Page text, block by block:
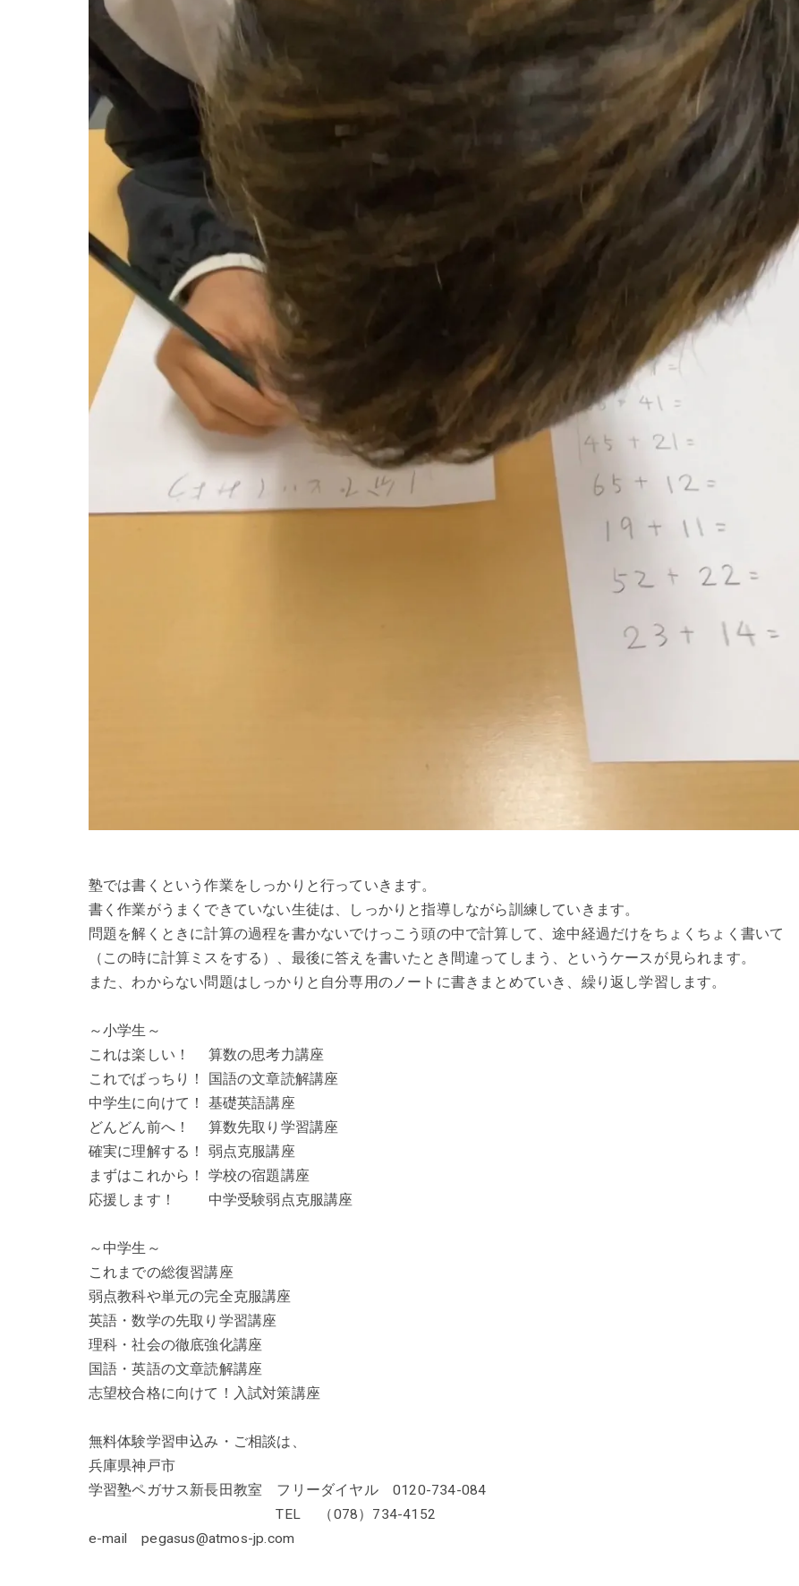
塾では書くという作業をしっかりと行っていきます。
書く作業がうまくできていない生徒は、しっかりと指導しながら訓練していきます。
問題を解くときに計算の過程を書かないでけっこう頭の中で計算して、途中経過だけをちょくちょく書いて
（この時に計算ミスをする）、最後に答えを書いたとき間違ってしまう、というケースが見られます。
また、わからない問題はしっかりと自分専用のノートに書きまとめていき、繰り返し学習します。
～小学生～
これは楽しい！ 算数の思考力講座
これでばっちり！ 国語の文章読解講座
中学生に向けて！ 基礎英語講座
どんどん前へ！ 算数先取り学習講座
確実に理解する！ 弱点克服講座
まずはこれから！ 学校の宿題講座
応援します！ 中学受験弱点克服講座
～中学生～
これまでの総復習講座
弱点教科や単元の完全克服講座
英語・数学の先取り学習講座
理科・社会の徹底強化講座
国語・英語の文章読解講座
志望校合格に向けて！入試対策講座
無料体験学習申込み・ご相談は、
兵庫県神戸市
学習塾ペガサス新長田教室 フリーダイヤル 0120-734-084
TEL （078）734-4152
e-mail pegasus@atmos-jp.com